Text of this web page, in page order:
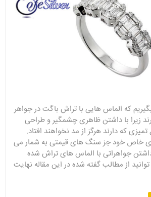
که ‌الماس هایی با تراش باگت در جواهر
زیرا با داشتن ظاهری چشمگیر و طراحی
که دارند هرگز از مد نخواهند افتاد.
خاص خود جز سنگ های قیمتی به شمار می
جواهراتی با الماس های تراش شده
از مطالب گفته شده در این مقاله نهایت